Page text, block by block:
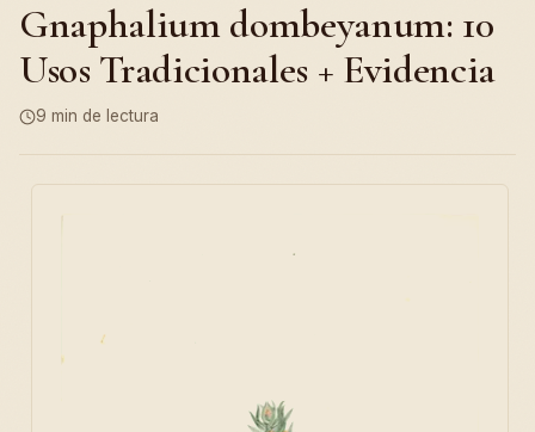
Gnaphalium dombeyanum: 10
Usos Tradicionales + Evidencia
9 min de lectura